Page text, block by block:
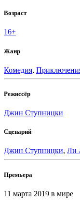
Возраст
16+
Жанр
Комедия,
Режиссёр
Джин Ступницки
Сценарий
Джин Ступницки, Ли
Премьера
11 марта 2019 в мире